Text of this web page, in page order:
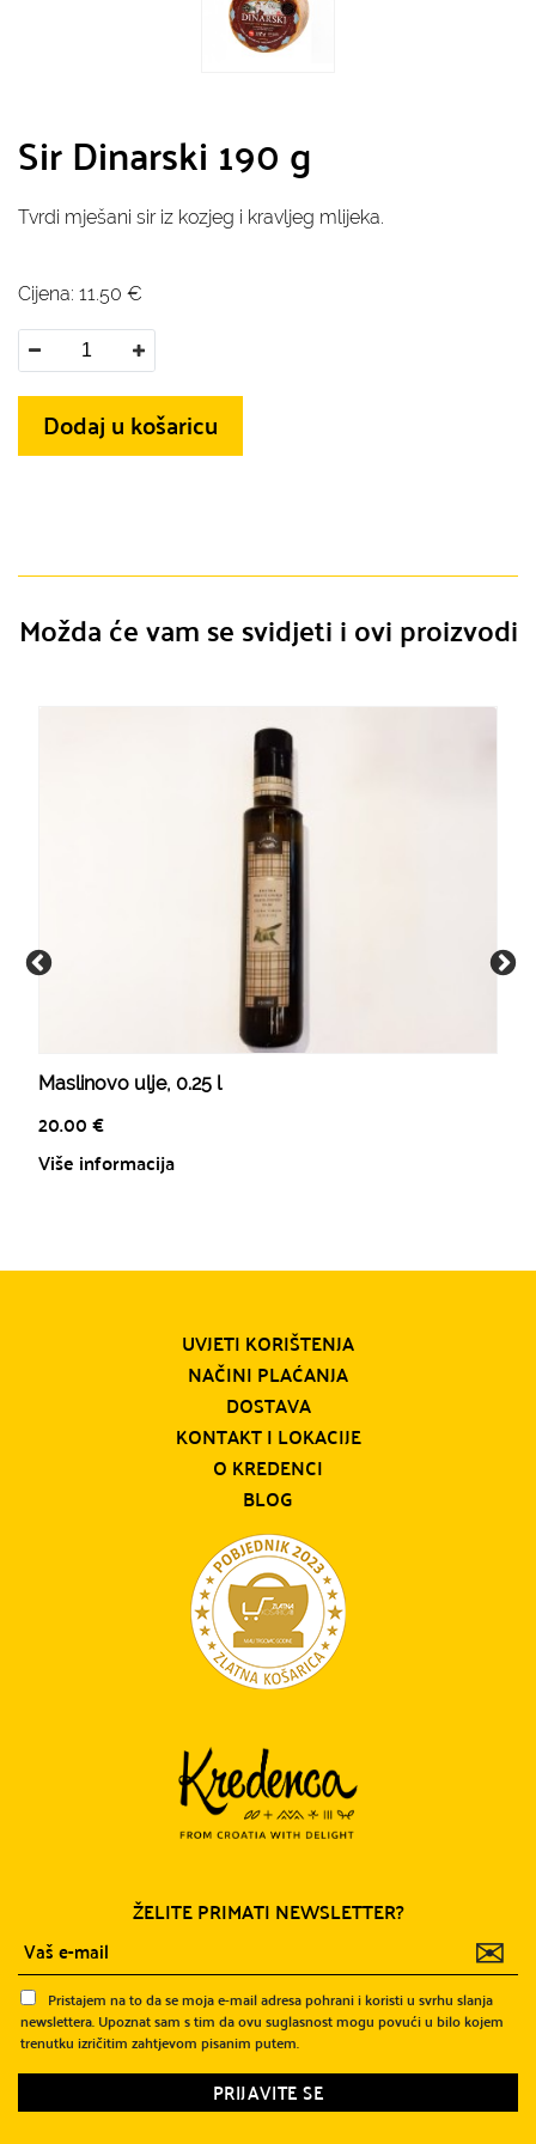
Sir Dinarski 190 g
Tvrdi mješani sir iz kozjeg i kravljeg mlijeka.
Cijena: 11.50 €
Dodaj u košaricu
Možda će vam se svidjeti i ovi proizvodi
Maslinovo ulje, 0.25 l
20.00€
Više informacija
UVJETI KORIŠTENJA
NAČINI PLAĆANJA
DOSTAVA
KONTAKT I LOKACIJE
O KREDENCI
BLOG
ŽELITE PRIMATI NEWSLETTER?
✉
Pristajem na to da se moja e-mail adresa pohrani i koristi u svrhu slanja
newslettera. Upoznat sam s tim da ovu suglasnost mogu povući u bilo kojem
trenutku izričitim zahtjevom pisanim putem.